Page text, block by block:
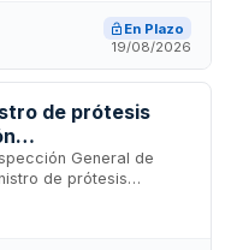
de endoscopia
en funcionamiento
En Plazo
19/08/2026
de prótesis
oral y
Defensa
General de
de prótesis
destinadas
El contrato,